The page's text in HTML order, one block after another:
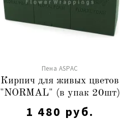
Пена ASPAC
Кирпич для живых цветов
"NORMAL" (в упак 20шт)
1 480 руб.